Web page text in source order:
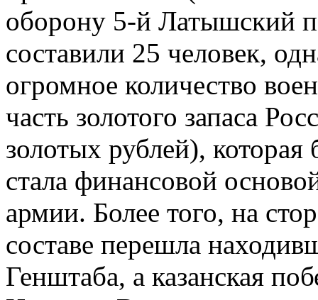
оборону 5-й Латышский
составили 25 человек,
огромное количество
часть золотого запаса
золотых рублей),
стала финансовой
армии. Более того, на
составе перешла
Генштаба, а казанская